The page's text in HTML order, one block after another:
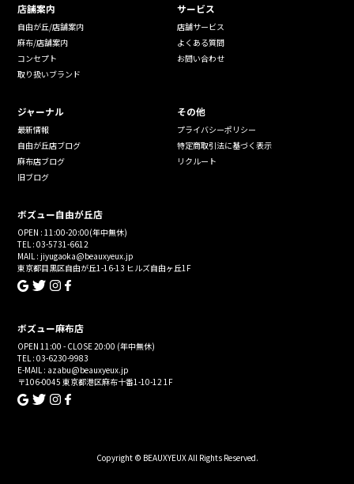
店舗案内
自由が丘/店舗案内
麻布/店舗案内
コンセプト
取り扱いブランド
サービス
店舗サービス
よくある質問
お問い合わせ
ジャーナル
最新情報
自由が丘店ブログ
麻布店ブログ
旧ブログ
その他
プライバシーポリシー
特定商取引法に基づく表示
リクルート
ボズュー自由が丘店
OPEN : 11:00-20:00(年中無休)
TEL : 03-5731-6612
MAIL : jiyugaoka@beauxyeux.jp
東京都目黒区自由が丘1-16-13 ヒルズ自由ヶ丘1F
ボズュー麻布店
OPEN 11:00 - CLOSE 20:00 (年中無休)
TEL : 03-6230-9983
E-MAIL : azabu@beauxyeux.jp
〒106-0045 東京都港区麻布十番1-10-12 1F
Copyright © BEAUXYEUX All Rights Reserved.